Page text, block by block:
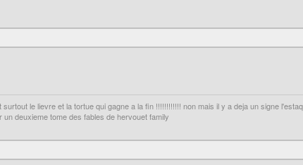
le lievre et la tortue qui gagne a la fin !!!!!!!!!!!! non mais il y a deja un signe
deuxieme tome des fables de hervouet family